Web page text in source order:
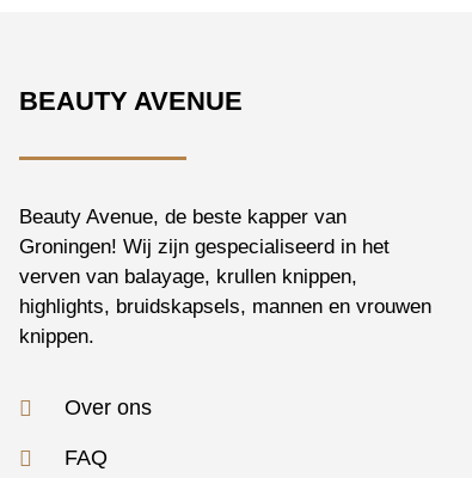
BEAUTY AVENUE
Beauty Avenue, de beste kapper van
Groningen! Wij zijn gespecialiseerd in het
verven van balayage, krullen knippen,
highlights, bruidskapsels, mannen en vrouwen
knippen.
Over ons
FAQ